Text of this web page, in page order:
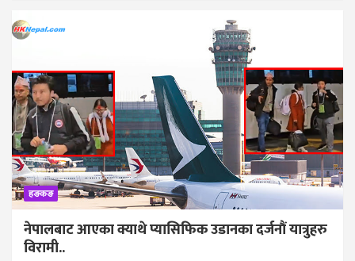
हङकङ
नेपालबाट आएका क्याथे प्यासिफिक उडानका दर्जनौं यात्रुहरु
विरामी..